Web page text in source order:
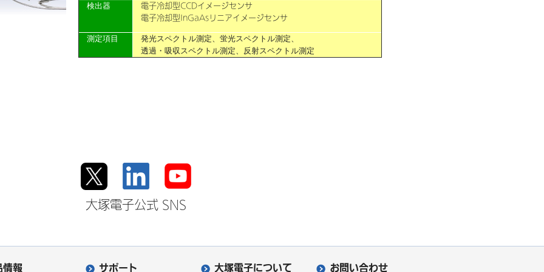
検出器
電子冷却型CCDイメージセンサ
電子冷却型InGaAsリニアイメージセンサ
測定項目
発光スペクトル測定、蛍光スペクトル測定、
透過・吸収スペクトル測定、反射スペクトル測定
大塚電子公式 SNS
情報 サポート 大塚電子について お問い合わせ